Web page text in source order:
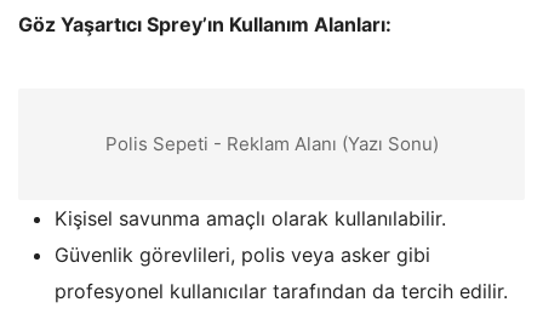
Göz Yaşartıcı Sprey’ın Kullanım Alanları:
Polis Sepeti - Reklam Alanı (Yazı Sonu)
Kişisel savunma amaçlı olarak kullanılabilir.
Güvenlik görevlileri, polis veya asker gibi
profesyonel kullanıcılar tarafından da tercih edilir.